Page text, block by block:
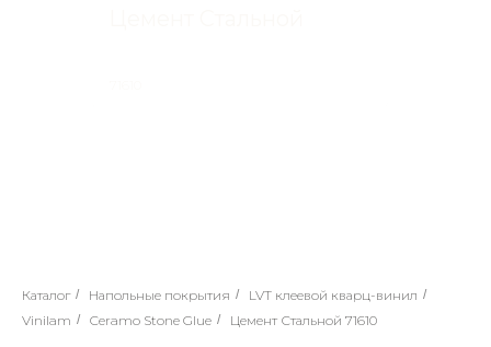
Каталог / Напольные покрытия / LVT клеевой кварц-винил /
Vinilam / Ceramo Stone Glue / Цемент Стальной 71610